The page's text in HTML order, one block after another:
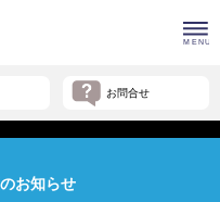
お問合せ
お知らせ